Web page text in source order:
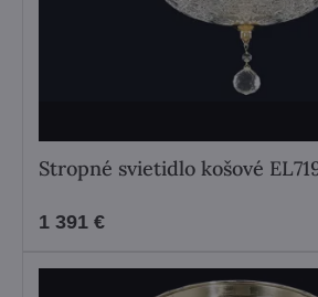
Stropné svietidlo košové
1 391 €